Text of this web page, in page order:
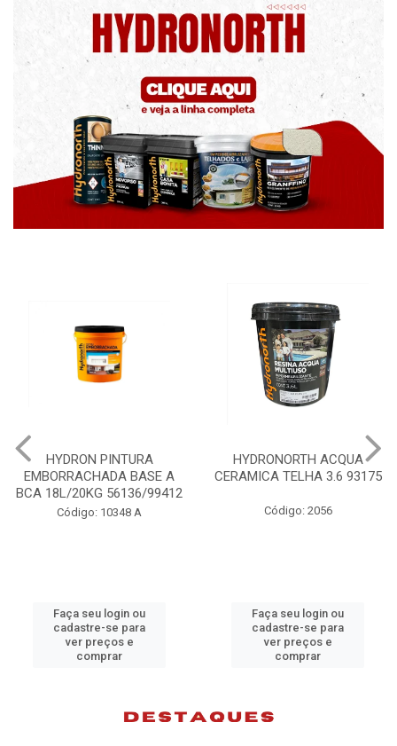
HYDRONORTH ACQUA
CERAMICA TELHA 3.6 93175
Código: 2056
Faça seu login ou
cadastre-se para
ver preços e
comprar
HYDRONORTH GRANFFINO
PEDRAS MARROCOS 20KG
Código: 10383 B
Faça seu login ou
cadastre-se para
ver preços e
comprar